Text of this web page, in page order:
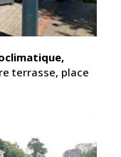
terrasse, place